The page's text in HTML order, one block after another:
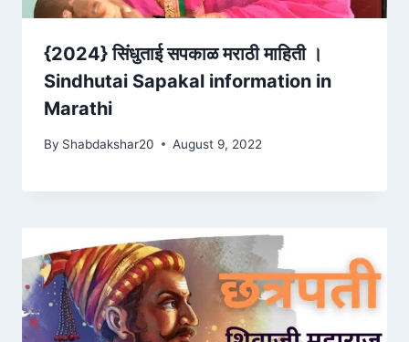
{2024} सिंधुताई सपकाळ मराठी माहिती ।
Sindhutai Sapakal information in
Marathi
By Shabdakshar20 August 9, 2022